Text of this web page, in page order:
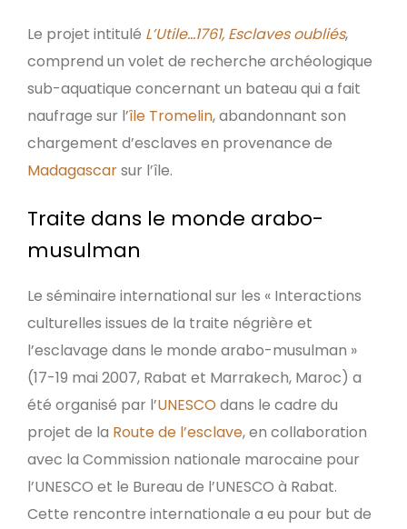
Le projet intitulé L’Utile…1761, Esclaves oubliés,
comprend un volet de recherche archéologique
sub-aquatique concernant un bateau qui a fait
naufrage sur l’île Tromelin, abandonnant son
chargement d’esclaves en provenance de
Madagascarsur l’île.
Traite dans le monde arabo-
musulman
Le séminaire international sur les « Interactions
culturelles issues de la traite négrière et
l’esclavage dans le monde arabo-musulman »
(17-19 mai 2007, Rabat et Marrakech, Maroc) a
été organisé par l’UNESCO dans le cadre du
projet de la Route de l’esclave, en collaboration
avec la Commission nationale marocaine pour
l’UNESCO et le Bureau de l’UNESCO à Rabat.
Cette rencontre internationale a eu pour but de